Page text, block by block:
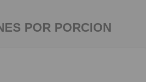
POR PORCION